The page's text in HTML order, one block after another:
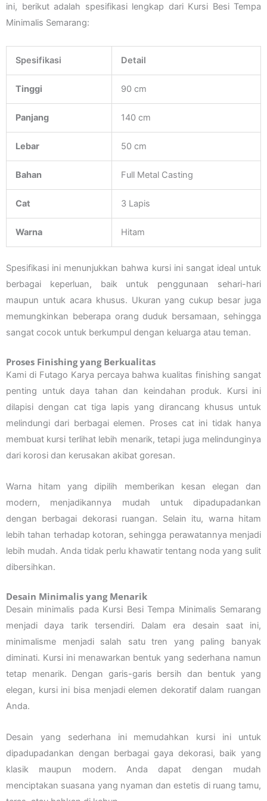
ini, berikut adalah spesifikasi lengkap dari Kursi Besi Tempa
Minimalis Semarang:
Spesifikasi Detail
Tinggi 90 cm
Panjang 140 cm
Lebar 50 cm
Bahan Full Metal Casting
Cat 3 Lapis
Warna Hitam
Spesifikasi ini menunjukkan bahwa kursi ini sangat ideal untuk
berbagai keperluan, baik untuk penggunaan sehari-hari
maupun untuk acara khusus. Ukuran yang cukup besar juga
memungkinkan beberapa orang duduk bersamaan, sehingga
sangat cocok untuk berkumpul dengan keluarga atau teman.
Proses Finishing yang Berkualitas
Kami di Futago Karya percaya bahwa kualitas finishing sangat
penting untuk daya tahan dan keindahan produk. Kursi ini
dilapisi dengan cat tiga lapis yang dirancang khusus untuk
melindungi dari berbagai elemen. Proses cat ini tidak hanya
membuat kursi terlihat lebih menarik, tetapi juga melindunginya
dari korosi dan kerusakan akibat goresan.
Warna hitam yang dipilih memberikan kesan elegan dan
modern, menjadikannya mudah untuk dipadupadankan
dengan berbagai dekorasi ruangan. Selain itu, warna hitam
lebih tahan terhadap kotoran, sehingga perawatannya menjadi
lebih mudah. Anda tidak perlu khawatir tentang noda yang sulit
dibersihkan.
Desain Minimalis yang Menarik
Desain minimalis pada Kursi Besi Tempa Minimalis Semarang
menjadi daya tarik tersendiri. Dalam era desain saat ini,
minimalisme menjadi salah satu tren yang paling banyak
diminati. Kursi ini menawarkan bentuk yang sederhana namun
tetap menarik. Dengan garis-garis bersih dan bentuk yang
elegan, kursi ini bisa menjadi elemen dekoratif dalam ruangan
Anda.
Desain yang sederhana ini memudahkan kursi ini untuk
dipadupadankan dengan berbagai gaya dekorasi, baik yang
klasik maupun modern. Anda dapat dengan mudah
menciptakan suasana yang nyaman dan estetis di ruang tamu,